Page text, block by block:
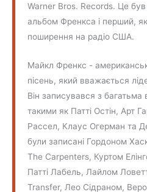
Warner Bros. Records. Це
альбом Френкса і перший,
поширення на радіо США.
Майкл Френкс -
пісень, який вважається
Він записувався з
такими як Патті Остін, Арт
Рассел, Клаус Огерман та
були записані Гордоном
The Carpenters, Куртом
Патті Лабель, Лайлом
Transfer, Лео Сідраном,